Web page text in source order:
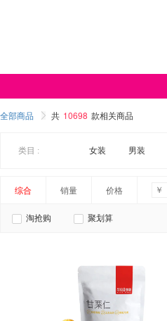
全部商品 共 10698 款相关商品
类目 : 女装 男装
综合 销量 价格
淘抢购 聚划算